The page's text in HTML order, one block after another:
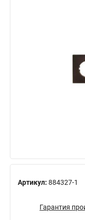
Артикул: 884327-1
Гарантия